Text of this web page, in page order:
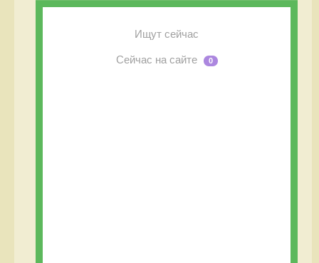
Ищут сейчас
Сейчас на сайте 0